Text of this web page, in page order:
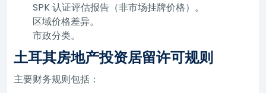
SPK 认证评估报告（非市场挂牌价格）。
区域价格差异。
市政分类。
土耳其房地产投资居留许可规则
主要财务规则包括：